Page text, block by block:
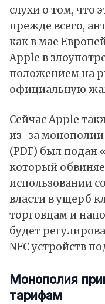
слухи о том, что
прежде всего,
как в мае
Apple в
положением на
официальную
Сейчас Apple
из-за монополии
(PDF) был подан
который
использовании
власти в ущерб
торговцам и
будет
NFC устройств
Монополия
тарифам